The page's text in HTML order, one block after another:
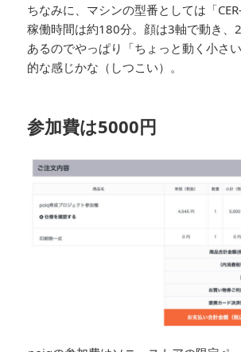
ちなみに、マシンの型番としては「
稼働時間は約180分。顔は3軸で動き、
あるのでやっぱり「ちょっと動く小さ
的な感じかな（しつこい）。
参加費は5000円